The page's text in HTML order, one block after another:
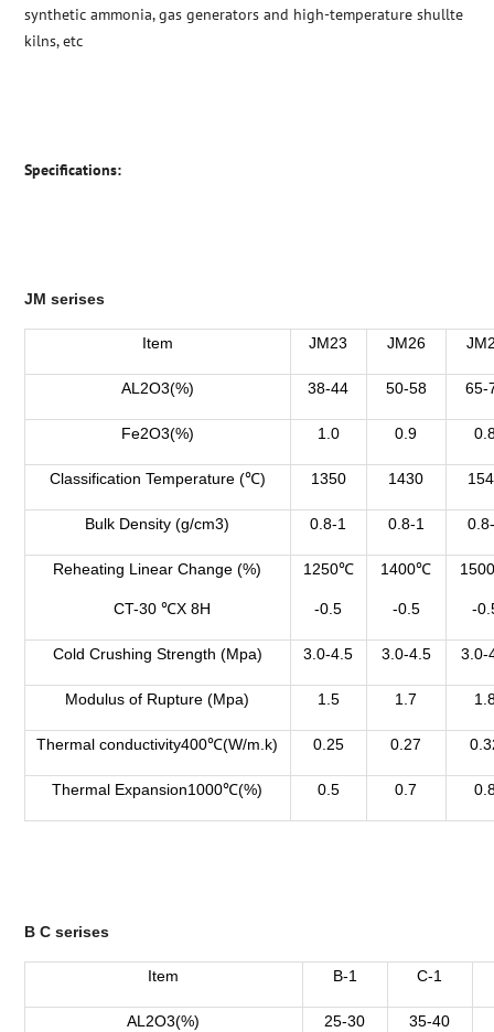
synthetic ammonia, gas generators and high-temperature shullte
kilns, etc
Specifications:
JM serises
Item JM23 JM26
AL2O3(%) 38-44 50-58 65-
Fe2O3(%) 1.0 0.9
Classification Temperature (℃) 1350 1430
Bulk Density (g/cm3) 0.8-1 0.8-1
Reheating Linear Change (%)
CT-30 ℃X 8H
1250℃
-0.5
1400℃
-0.5 -
Cold Crushing Strength (Mpa) 3.0-4.5 3.0-4.5 3.0-
Modulus of Rupture (Mpa) 1.5 1.7
Thermal conductivity400℃(W/m.k) 0.25 0.27
Thermal Expansion1000℃(%) 0.5 0.7
B C serises
Item B-1 C-1
AL2O3(%) 25-30 35-40